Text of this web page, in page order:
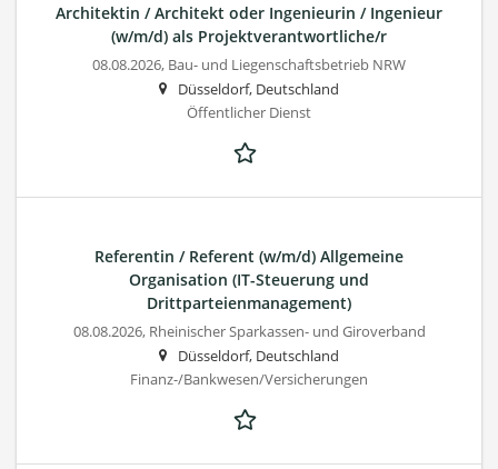
Architektin / Architekt oder Ingenieurin / Ingenieur
(w/m/d) als Projektverantwortliche/r
08.08.2026, Bau- und Liegenschaftsbetrieb NRW
Düsseldorf, Deutschland
Öffentlicher Dienst
Referentin / Referent (w/m/d) Allgemeine
Organisation (IT-Steuerung und
Drittparteienmanagement)
08.08.2026, Rheinischer Sparkassen- und Giroverband
Düsseldorf, Deutschland
Finanz-/Bankwesen/Versicherungen